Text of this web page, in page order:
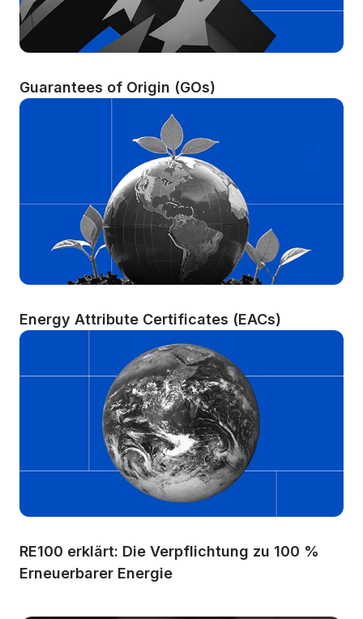
Guarantees of Origin (GOs)
Energy Attribute Certificates (EACs)
RE100 erklärt: Die Verpflichtung zu 100 %
Erneuerbarer Energie